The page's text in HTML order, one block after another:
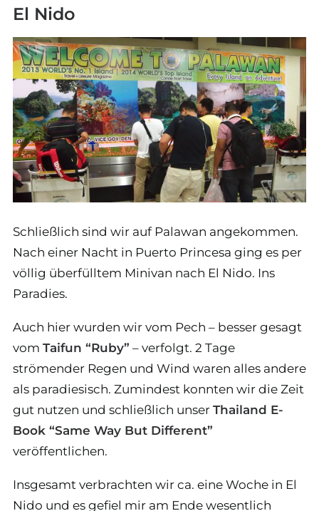
El Nido
Schließlich sind wir auf Palawan angekommen.
Nach einer Nacht in Puerto Princesa ging es per
völlig überfülltem Minivan nach El Nido. Ins
Paradies.
Auch hier wurden wir vom Pech – besser gesagt
vom Taifun “Ruby” – verfolgt. 2 Tage
strömender Regen und Wind waren alles andere
als paradiesisch. Zumindest konnten wir die Zeit
gut nutzen und schließlich unser Thailand E-
Book “Same Way But Different”
veröffentlichen.
Insgesamt verbrachten wir ca. eine Woche in El
Nido und es gefiel mir am Ende wesentlich